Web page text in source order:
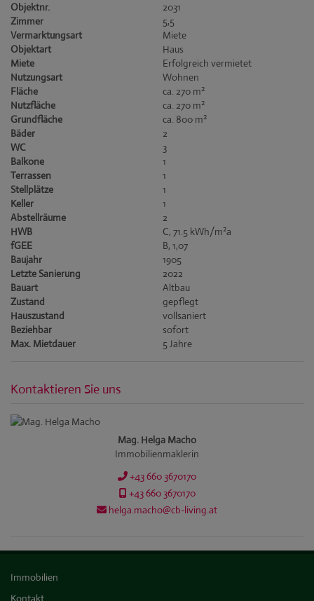
Objektnr.
2031
Zimmer
5,5
Vermarktungsart
Miete
Objektart
Haus
Miete
Erfolgreich vermietet
Nutzungsart
Wohnen
Fläche
ca. 270 m2
Nutzfläche ca. 270 m2
Grundfläche ca. 800 m2
Bäder
2
WC
3
Balkone
1
Terrassen
1
Stellplätze
1
Keller
1
Abstellräume
2
HWB
C, 71.5 kWh/m2a
fGEE
B, 1,07
Baujahr
1905
Letzte Sanierung
2022
Bauart
Altbau
Zustand
gepflegt
Hauszustand
vollsaniert
Beziehbar
sofort
Max. Mietdauer
5 Jahre
Kontaktieren Sie uns
Mag. Helga Macho
Immobilienmaklerin
+43 660 3670170
+43 660 3670170
helga.macho@cb-living.at
Immobilien